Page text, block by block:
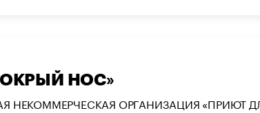
НОС»
НЕКОММЕРЧЕСКАЯ ОРГАНИЗАЦИЯ «ПРИЮТ